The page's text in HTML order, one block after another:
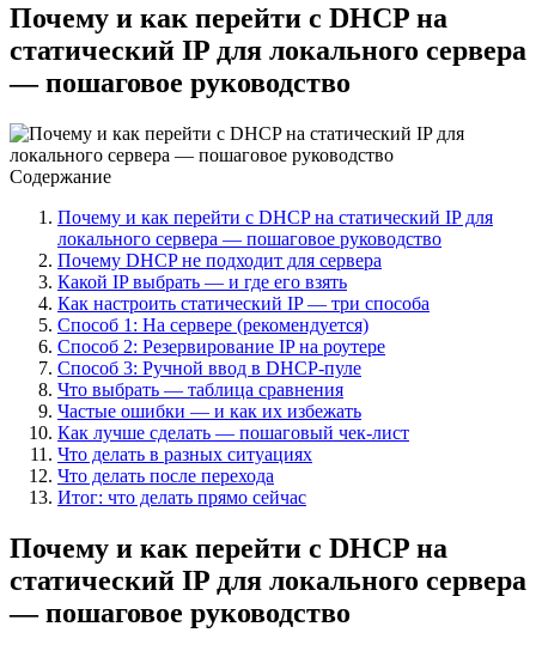
Почему и как перейти с DHCP на
статический IP для локального сервера
— пошаговое руководство
Содержание
Почему и как перейти с DHCP на статический IP для
локального сервера — пошаговое руководство
Почему DHCP не подходит для сервера
Какой IP выбрать — и где его взять
Как настроить статический IP — три способа
Способ 1: На сервере (рекомендуется)
Способ 2: Резервирование IP на роутере
Способ 3: Ручной ввод в DHCP-пуле
Что выбрать — таблица сравнения
Частые ошибки — и как их избежать
Как лучше сделать — пошаговый чек-лист
Что делать в разных ситуациях
Что делать после перехода
Итог: что делать прямо сейчас
Почему и как перейти с DHCP на
статический IP для локального сервера
— пошаговое руководство